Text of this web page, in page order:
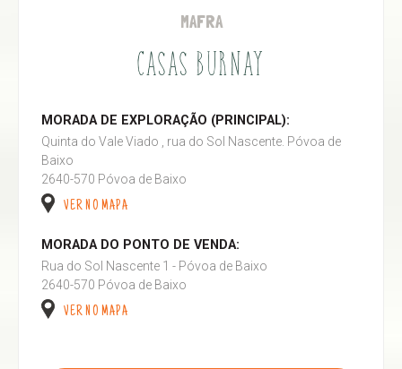
MAFRA
CASAS BURNAY
MORADA DE EXPLORAÇÃO (PRINCIPAL):
Quinta do Vale Viado , rua do Sol Nascente. Póvoa de
Baixo
2640-570 Póvoa de Baixo
VER NO MAPA
MORADA DO PONTO DE VENDA:
Rua do Sol Nascente 1 - Póvoa de Baixo
2640-570 Póvoa de Baixo
VER NO MAPA